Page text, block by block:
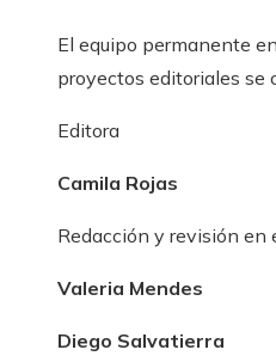
El equipo permanente
proyectos editoriales se
Editora
Camila Rojas
Redacción y revisión en
Valeria Mendes
Diego Salvatierra